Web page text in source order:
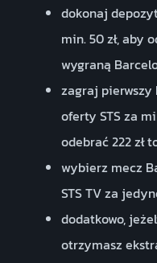
dokonaj
min. 50 zł, aby
wygraną
zagraj pierwszy
oferty STS za
odebrać 222 zł
wybierz mecz
STS TV za
dodatkowo,
otrzymasz